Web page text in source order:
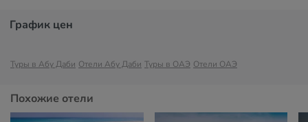
График цен
Туры в Абу Даби Отели Абу Даби Туры в ОАЭ Отели ОАЭ
Похожие отели